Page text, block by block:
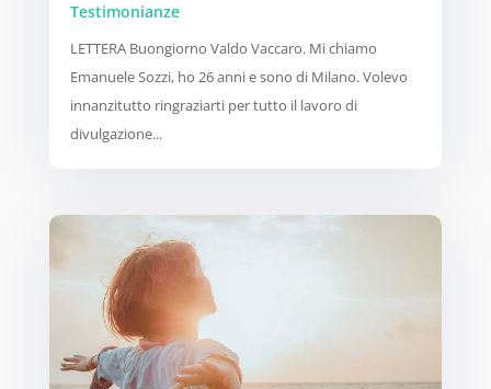
Testimonianze
LETTERA Buongiorno Valdo Vaccaro. Mi chiamo
Emanuele Sozzi, ho 26 anni e sono di Milano. Volevo
innanzitutto ringraziarti per tutto il lavoro di
divulgazione...